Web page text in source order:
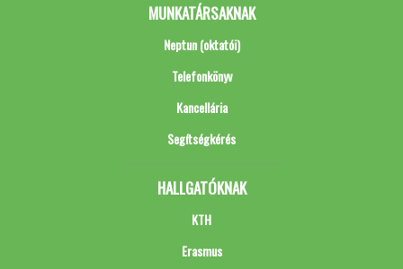
MUNKATÁRSAKNAK
Neptun (oktatói)
Telefonkönyv
Kancellária
Segítségkérés
HALLGATÓKNAK
KTH
Erasmus